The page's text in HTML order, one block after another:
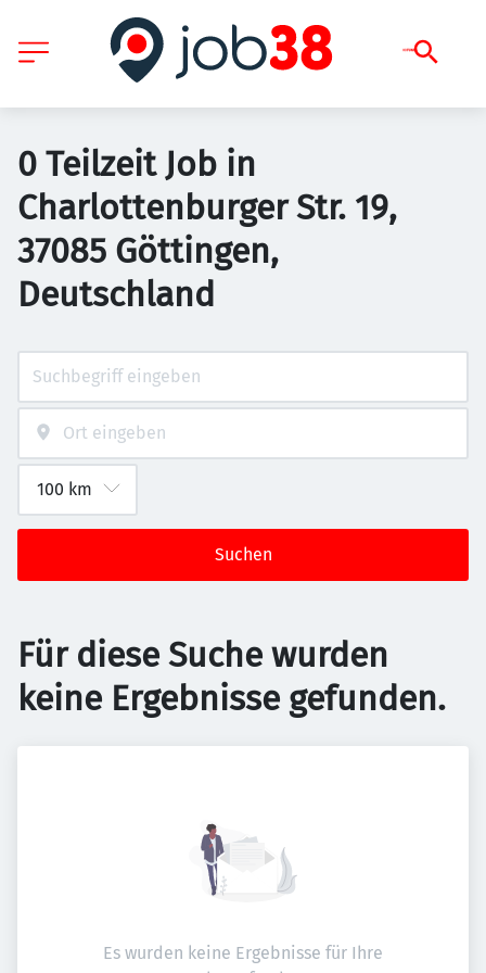
0 Teilzeit Job in
Charlottenburger Str. 19,
37085 Göttingen,
Deutschland
Suchen
Für diese Suche wurden
keine Ergebnisse gefunden.
Es wurden keine Ergebnisse für Ihre